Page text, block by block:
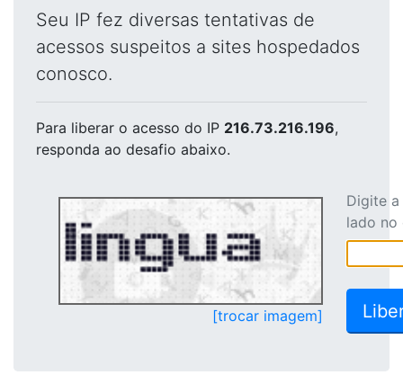
Seu IP fez diversas tentativas de
acessos suspeitos a sites hospedados
conosco.
Para liberar o acesso do IP 216.73.216.196,
responda ao desafio abaixo.
[trocar imagem]
Digite
lado no